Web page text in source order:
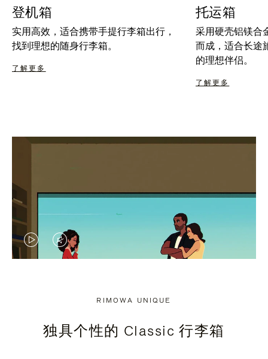
登机箱
实用高效，适合携带手提行李箱出行，
找到理想的随身行李箱。
了解更多
托运箱
采用硬壳铝镁合
而成，适合长途
的理想伴侣。
了解更多
视
停，
视
音，
RIMOWA UNIQUE
独具个性的 Classic 行李箱